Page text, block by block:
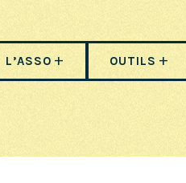
L’ASSO OUTILS